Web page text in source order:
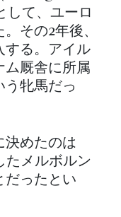
して、ユーロ
その2年後、
する。アイル
ム厩舎に所属
う牝馬だっ
決めたのは
たメルボルン
だったとい